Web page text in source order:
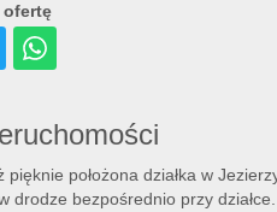
pięknie położona działka w
drodze bezpośrednio przy